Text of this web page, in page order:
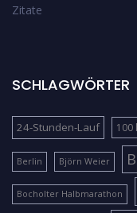
Zitate
SCHLAGWÖRTER
24-Stunden-Lauf 100
Berlin Björn Weier
Bocholter Halbmarathon